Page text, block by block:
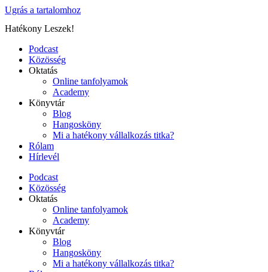
Ugrás a tartalomhoz
Hatékony Leszek!
Podcast
Közösség
Oktatás
Online tanfolyamok
Academy
Könyvtár
Blog
Hangosköny
Mi a hatékony vállalkozás titka?
Rólam
Hírlevél
Podcast
Közösség
Oktatás
Online tanfolyamok
Academy
Könyvtár
Blog
Hangosköny
Mi a hatékony vállalkozás titka?